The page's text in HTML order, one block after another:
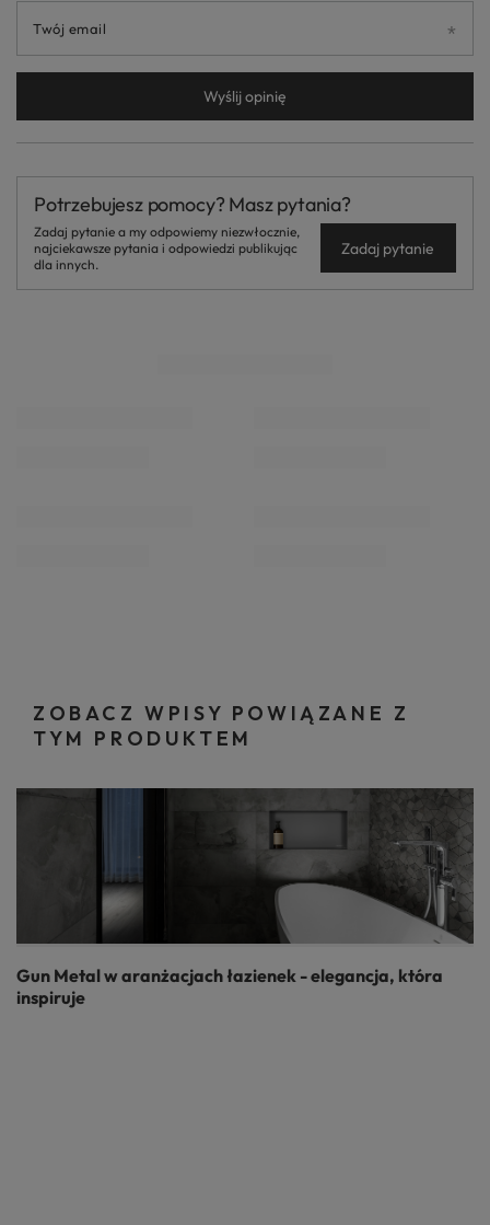
Twój email
Wyślij opinię
Potrzebujesz pomocy? Masz pytania?
Zadaj pytanie a my odpowiemy niezwłocznie,
najciekawsze pytania i odpowiedzi publikując
dla innych.
Zadaj pytanie
ZOBACZ WPISY POWIĄZANE Z
TYM PRODUKTEM
Gun Metal w aranżacjach łazienek - elegancja, która
inspiruje